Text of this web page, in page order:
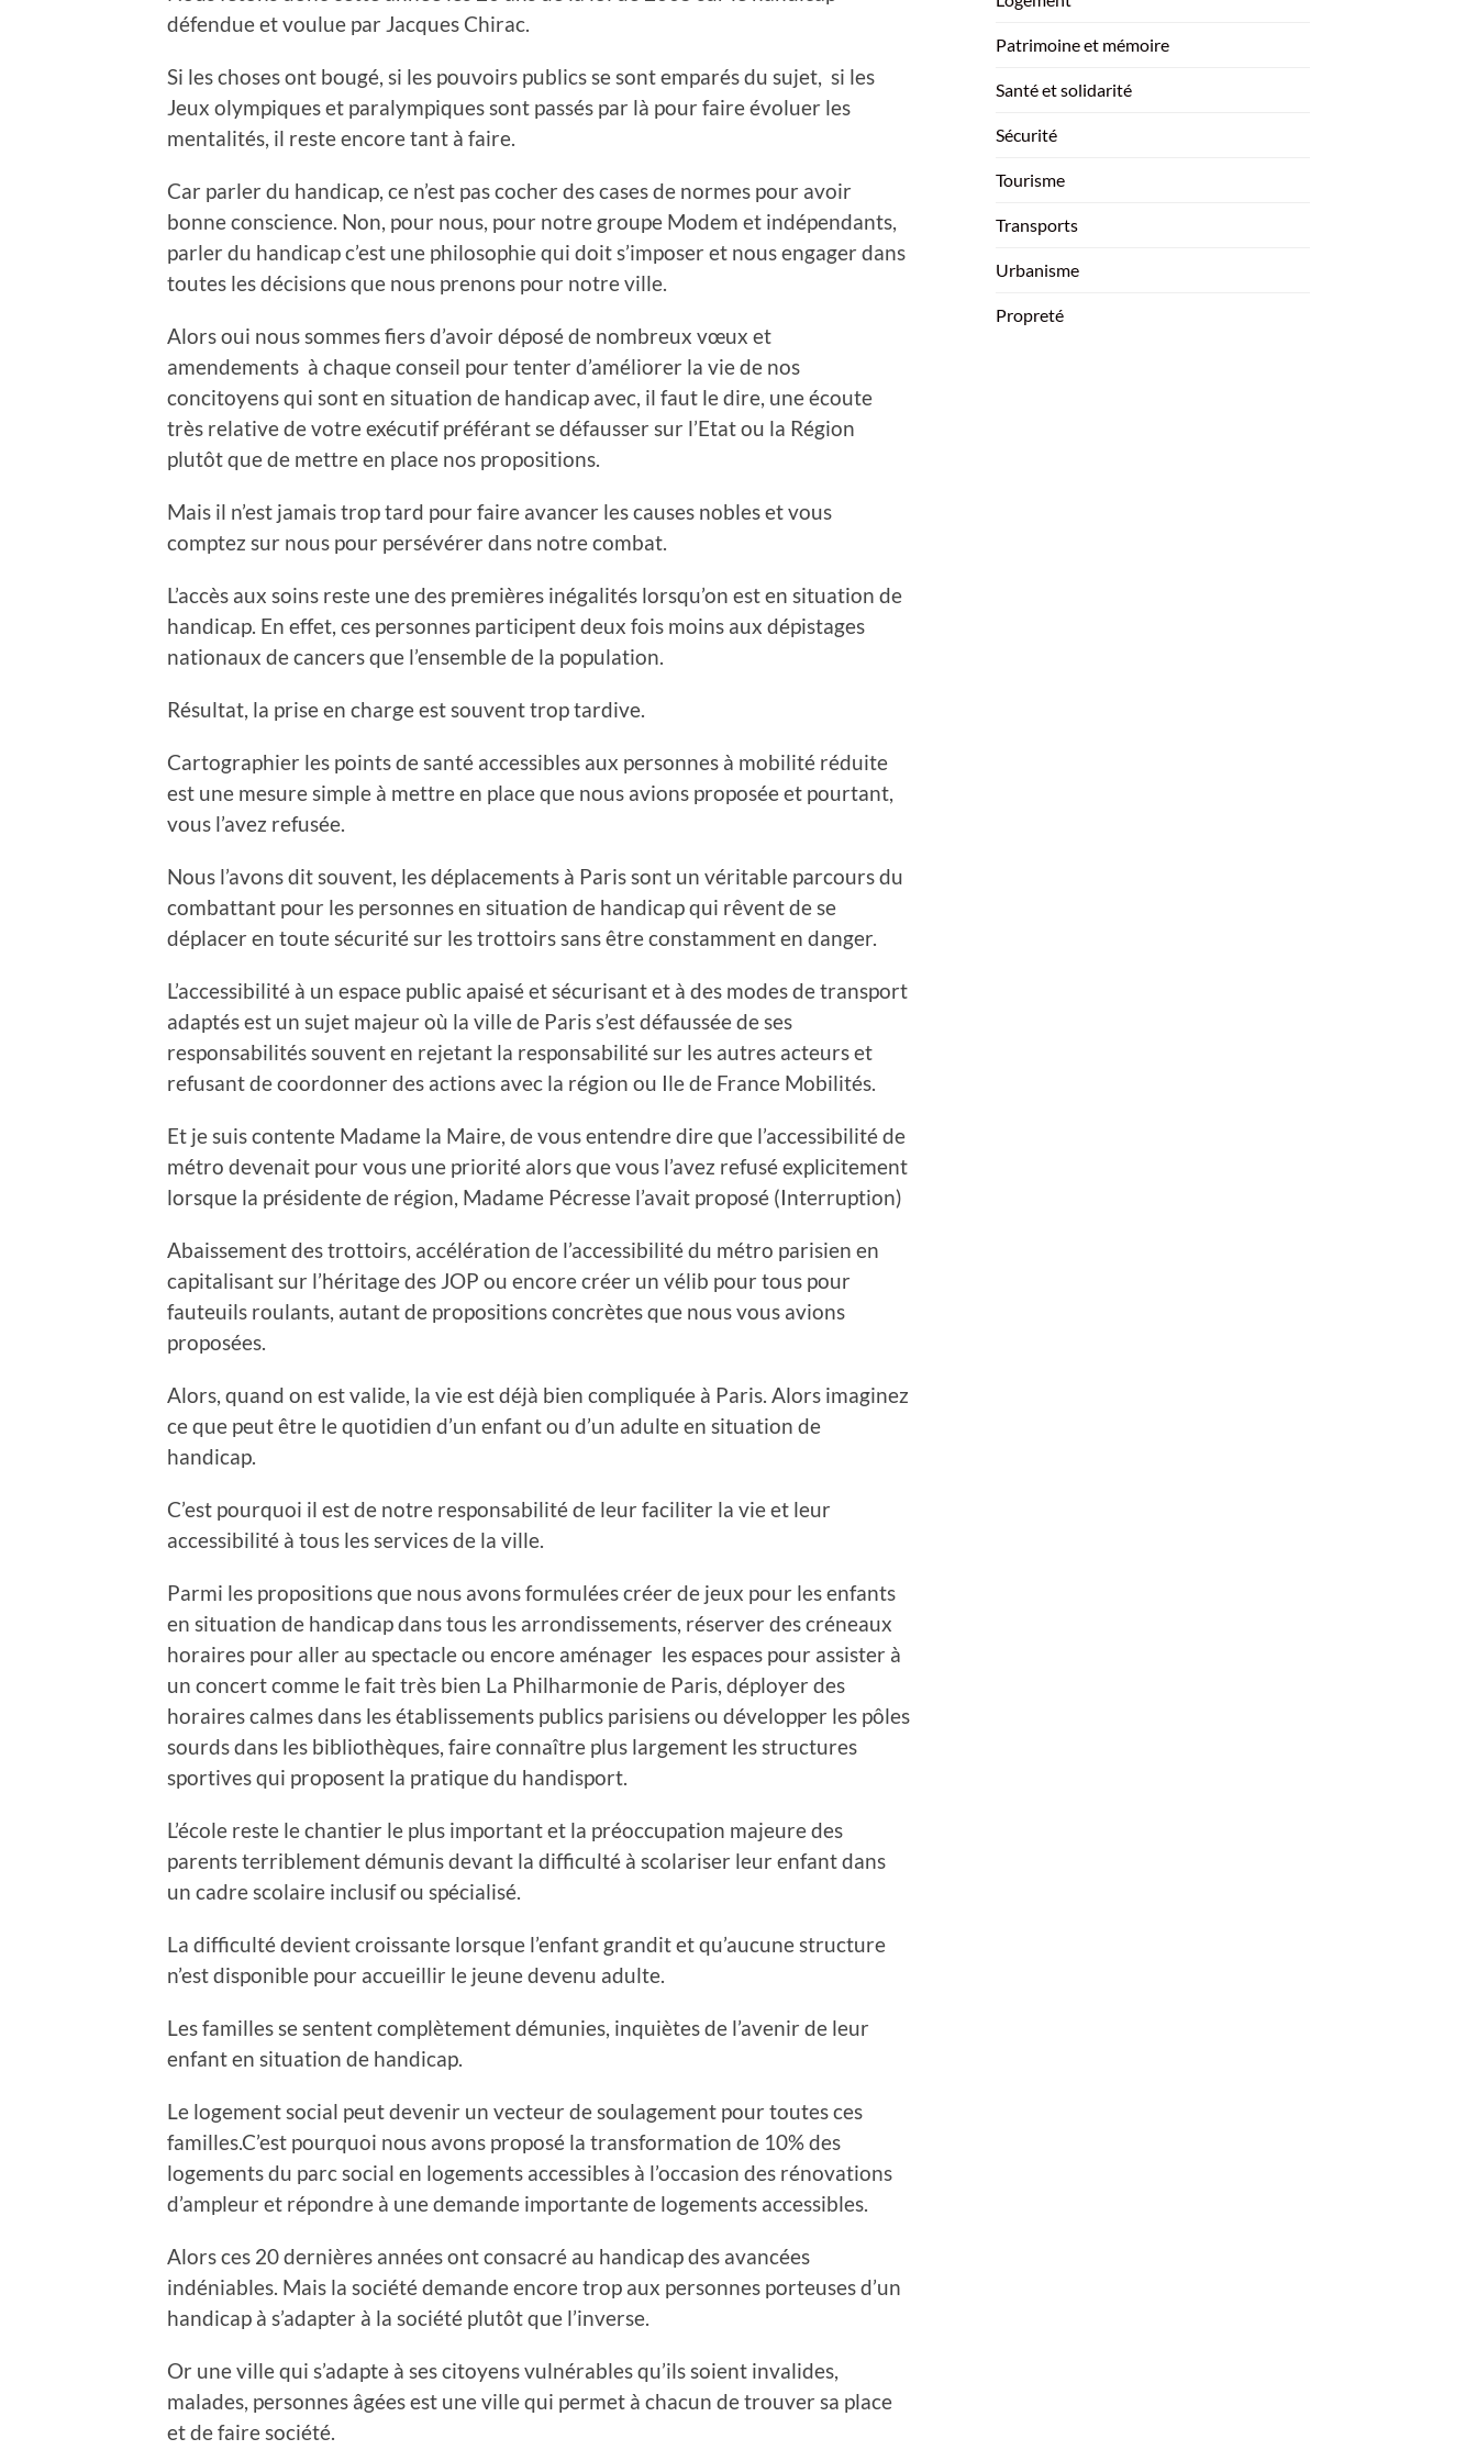
défendue et voulue par Jacques Chirac.
Si les choses ont bougé, si les pouvoirs publics se sont emparés du sujet, si les
Jeux olympiques et paralympiques sont passés par là pour faire évoluer les
mentalités, il reste encore tant à faire.
Car parler du handicap, ce n’est pas cocher des cases de normes pour avoir
bonne conscience. Non, pour nous, pour notre groupe Modem et indépendants,
parler du handicap c’est une philosophie qui doit s’imposer et nous engager dans
toutes les décisions que nous prenons pour notre ville.
Alors oui nous sommes fiers d’avoir déposé de nombreux vœux et
amendements à chaque conseil pour tenter d’améliorer la vie de nos
concitoyens qui sont en situation de handicap avec, il faut le dire, une écoute
très relative de votre exécutif préférant se défausser sur l’Etat ou la Région
plutôt que de mettre en place nos propositions.
Mais il n’est jamais trop tard pour faire avancer les causes nobles et vous
comptez sur nous pour persévérer dans notre combat.
L’accès aux soins reste une des premières inégalités lorsqu’on est en situation de
handicap. En effet, ces personnes participent deux fois moins aux dépistages
nationaux de cancers que l’ensemble de la population.
Résultat, la prise en charge est souvent trop tardive.
Cartographier les points de santé accessibles aux personnes à mobilité réduite
est une mesure simple à mettre en place que nous avions proposée et pourtant,
vous l’avez refusée.
Nous l’avons dit souvent, les déplacements à Paris sont un véritable parcours du
combattant pour les personnes en situation de handicap qui rêvent de se
déplacer en toute sécurité sur les trottoirs sans être constamment en danger.
L’accessibilité à un espace public apaisé et sécurisant et à des modes de transport
adaptés est un sujet majeur où la ville de Paris s’est défaussée de ses
responsabilités souvent en rejetant la responsabilité sur les autres acteurs et
refusant de coordonner des actions avec la région ou Ile de France Mobilités.
Et je suis contente Madame la Maire, de vous entendre dire que l’accessibilité de
métro devenait pour vous une priorité alors que vous l’avez refusé explicitement
lorsque la présidente de région, Madame Pécresse l’avait proposé (Interruption)
Abaissement des trottoirs, accélération de l’accessibilité du métro parisien en
capitalisant sur l’héritage des JOP ou encore créer un vélib pour tous pour
fauteuils roulants, autant de propositions concrètes que nous vous avions
proposées.
Alors, quand on est valide, la vie est déjà bien compliquée à Paris. Alors imaginez
ce que peut être le quotidien d’un enfant ou d’un adulte en situation de
handicap.
C’est pourquoi il est de notre responsabilité de leur faciliter la vie et leur
accessibilité à tous les services de la ville.
Parmi les propositions que nous avons formulées créer de jeux pour les enfants
en situation de handicap dans tous les arrondissements, réserver des créneaux
horaires pour aller au spectacle ou encore aménager les espaces pour assister à
un concert comme le fait très bien La Philharmonie de Paris, déployer des
horaires calmes dans les établissements publics parisiens ou développer les pôles
sourds dans les bibliothèques, faire connaître plus largement les structures
sportives qui proposent la pratique du handisport.
L’école reste le chantier le plus important et la préoccupation majeure des
parents terriblement démunis devant la difficulté à scolariser leur enfant dans
un cadre scolaire inclusif ou spécialisé.
La difficulté devient croissante lorsque l’enfant grandit et qu’aucune structure
n’est disponible pour accueillir le jeune devenu adulte.
Les familles se sentent complètement démunies, inquiètes de l’avenir de leur
enfant en situation de handicap.
Le logement social peut devenir un vecteur de soulagement pour toutes ces
familles.C’est pourquoi nous avons proposé la transformation de 10% des
logements du parc social en logements accessibles à l’occasion des rénovations
d’ampleur et répondre à une demande importante de logements accessibles.
Alors ces 20 dernières années ont consacré au handicap des avancées
indéniables. Mais la société demande encore trop aux personnes porteuses d’un
handicap à s’adapter à la société plutôt que l’inverse.
Or une ville qui s’adapte à ses citoyens vulnérables qu’ils soient invalides,
malades, personnes âgées est une ville qui permet à chacun de trouver sa place
et de faire société.
Patrimoine et mémoire
Santé et solidarité
Sécurité
Tourisme
Transports
Urbanisme
Propreté